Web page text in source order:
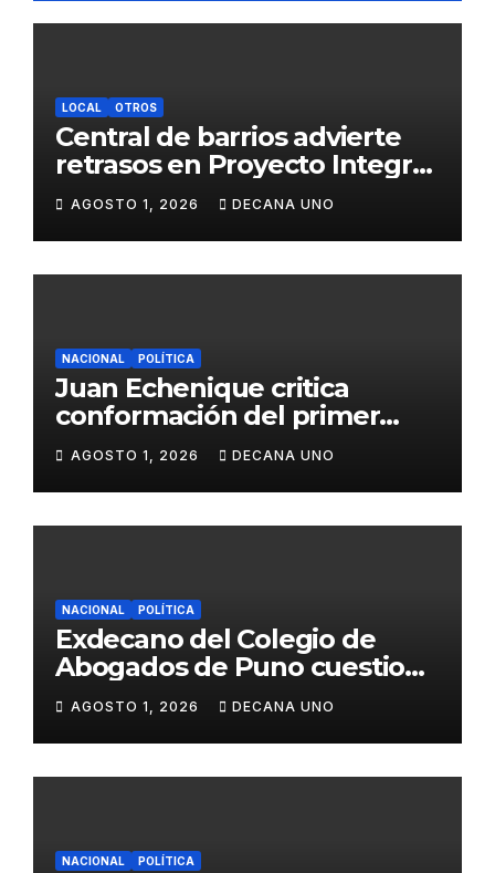
LOCAL OTROS
Central de barrios advierte
retrasos en Proyecto Integral
de Agua y Alcantarillado para
Juliaca
AGOSTO 1, 2026 DECANA UNO
NACIONAL POLÍTICA
Juan Echenique critica
conformación del primer
gabinete ministerial de Keiko
Fujimori
AGOSTO 1, 2026 DECANA UNO
NACIONAL POLÍTICA
Exdecano del Colegio de
Abogados de Puno cuestiona
propuestas sobre seguridad
ciudadana
AGOSTO 1, 2026 DECANA UNO
NACIONAL POLÍTICA